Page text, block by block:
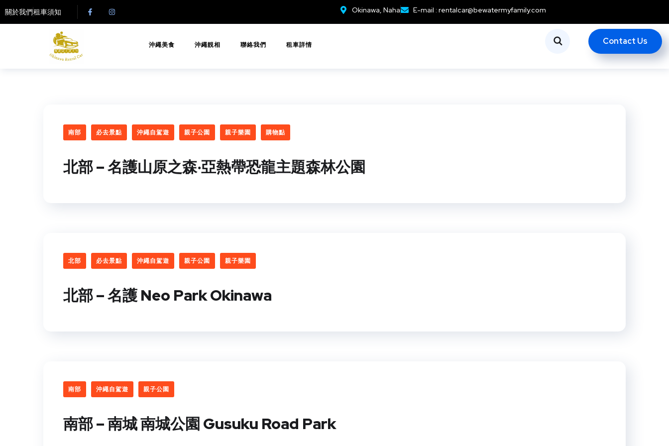
關於我們租車須知 Okinawa, Naha E-mail : rentalcar@bewatermyfamily.com
沖繩美食 沖繩靚相 聯絡我們 租車詳情 Contact Us
南部 必去景點 沖繩自駕遊 親子公園 親子樂園 購物點
北部 – 名護山原之森‧亞熱帶恐龍主題森林公園
北部 必去景點 沖繩自駕遊 親子公園 親子樂園
北部 – 名護 Neo Park Okinawa
南部 沖繩自駕遊 親子公園
南部 – 南城 南城公園 Gusuku Road Park